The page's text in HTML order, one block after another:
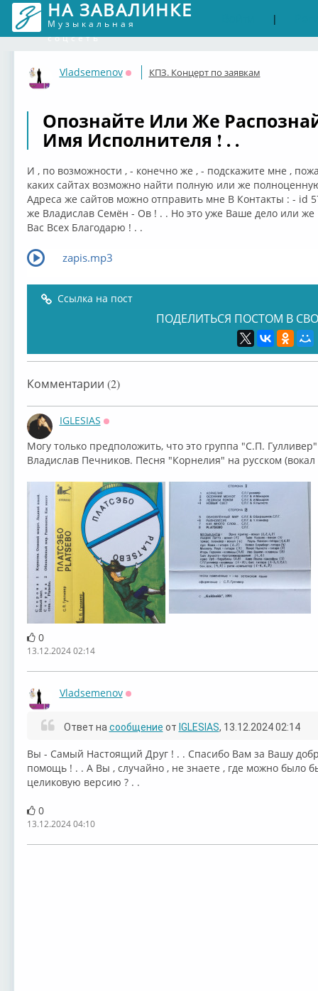
НА ЗАВАЛИНКЕ
Музыкальная
соцсеть
|
Vladsemenov
Оффлайн
КПЗ. Концерт по заявкам
Опознайте Или Же
Имя Исполнителя ! . .
И , по возможности , - конечно же , - подскажите мне ,
каких сайтах возможно найти полную или же
Адреса же сайтов можно отправить мне В Контакты : - id
же Владислав Семён - Ов ! . . Но это уже Ваше дело или
Вас Всех Благодарю ! . .
zapis.mp3
Ссылка на пост
ПОДЕЛИТЬСЯ ПОСТОМ В
Комментарии (2)
IGLESIAS
Могу только предположить, что это группа ⁣"С.П.
⁣Владислав Печников. Песня "Корнелия" на русском
0
13.12.2024 02:14
Vladsemenov
Ответ на сообщение от IGLESIAS, 13.12.2024 02:14
Вы - Самый Настоящий Друг ! . . Спасибо Вам за Вашу
помощь ! . . А Вы , случайно , не знаете , где можно было
целиковую версию ? . .
0
13.12.2024 04:10